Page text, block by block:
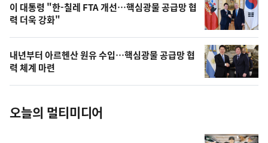
오
늘
의
사
진
이 대통령 "한-칠레 FTA 개선…핵심광물 공급망 협
력 더욱 강화"
내년부터 아르헨산 원유 수입…핵심광물 공급망 협
력 체계 마련
오늘의 멀티미디어